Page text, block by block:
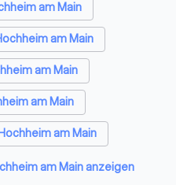
am Main
am Main
am Main
am Main
am Main
am Main
am Main anzeigen